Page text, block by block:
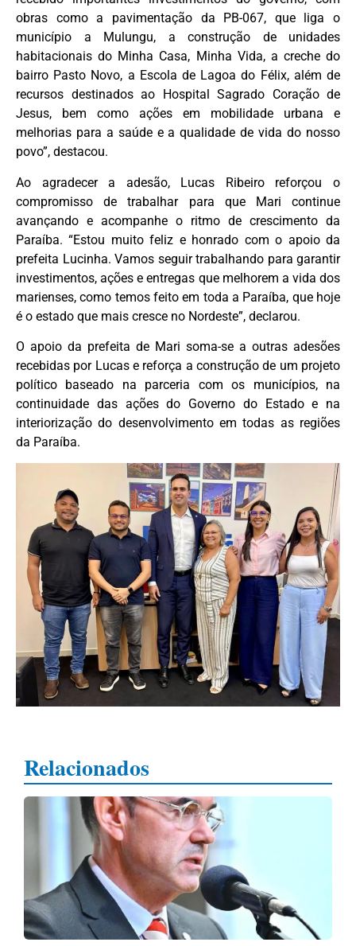
obras como a pavimentação da PB-067, que liga o
município a Mulungu, a construção de unidades
habitacionais do Minha Casa, Minha Vida, a creche do
bairro Pasto Novo, a Escola de Lagoa do Félix, além de
recursos destinados ao Hospital Sagrado Coração de
Jesus, bem como ações em mobilidade urbana e
melhorias para a saúde e a qualidade de vida do nosso
povo”, destacou.
Ao agradecer a adesão, Lucas Ribeiro reforçou o
compromisso de trabalhar para que Mari continue
avançando e acompanhe o ritmo de crescimento da
Paraíba. “Estou muito feliz e honrado com o apoio da
prefeita Lucinha. Vamos seguir trabalhando para garantir
investimentos, ações e entregas que melhorem a vida dos
marienses, como temos feito em toda a Paraíba, que hoje
é o estado que mais cresce no Nordeste”, declarou.
O apoio da prefeita de Mari soma-se a outras adesões
recebidas por Lucas e reforça a construção de um projeto
político baseado na parceria com os municípios, na
continuidade das ações do Governo do Estado e na
interiorização do desenvolvimento em todas as regiões
da Paraíba.
Relacionados